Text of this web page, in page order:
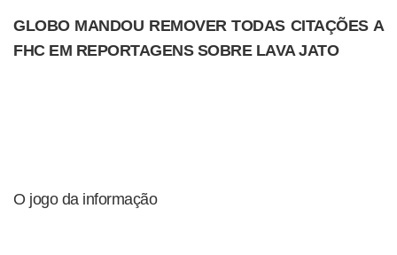
GLOBO MANDOU REMOVER TODAS CITAÇÕES A
FHC EM REPORTAGENS SOBRE LAVA JATO
O jogo da informação